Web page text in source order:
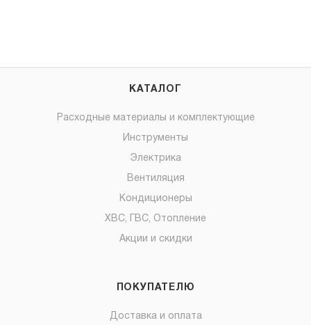
КАТАЛОГ
Расходные материалы и комплектующие
Инструменты
Электрика
Вентиляция
Кондиционеры
ХВС, ГВС, Отопление
Акции и скидки
ПОКУПАТЕЛЮ
Доставка и оплата